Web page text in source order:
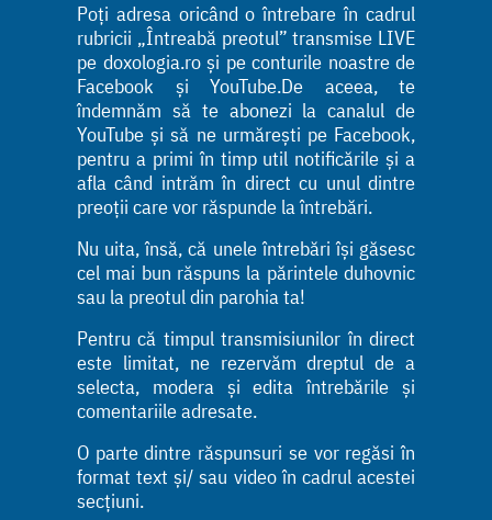
Poți adresa oricând o întrebare în cadrul
rubricii „Întreabă preotul” transmise LIVE
pe doxologia.ro și pe conturile noastre de
Facebook și YouTube.De aceea, te
îndemnăm să te abonezi la canalul de
YouTube și să ne urmărești pe Facebook,
pentru a primi în timp util notificările și a
afla când intrăm în direct cu unul dintre
preoții care vor răspunde la întrebări.
Nu uita, însă, că unele întrebări își găsesc
cel mai bun răspuns la părintele duhovnic
sau la preotul din parohia ta!
Pentru că timpul transmisiunilor în direct
este limitat, ne rezervăm dreptul de a
selecta, modera și edita întrebările și
comentariile adresate.
O parte dintre răspunsuri se vor regăsi în
format text și/ sau video în cadrul acestei
secțiuni.